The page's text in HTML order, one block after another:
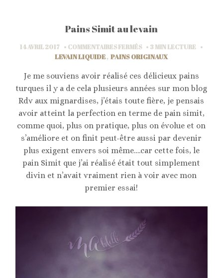
Pains Simit au levain
14 AVRIL 2017 COMMENTAIRES FERMÉSSUR
PAINS
AU
LEVAIN
3 MINLECTURE
LEVAIN LIQUIDE, PAINS ORIGINAUX
Je me souviens avoir réalisé ces délicieux pains
turques il y a de cela plusieurs années sur mon blog
Rdv aux mignardises, j’étais toute fière, je pensais
avoir atteint la perfection en terme de pain simit,
comme quoi, plus on pratique, plus on évolue et on
s’améliore et on finit peut-être aussi par devenir
plus exigent envers soi même….car cette fois, le
pain Simit que j’ai réalisé était tout simplement
divin et n’avait vraiment rien à voir avec mon
premier essai!